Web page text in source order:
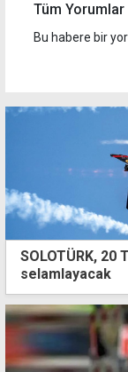
Tüm Yorumlar
Bu habere bir
SOLOTÜRK, 20
selamlayacak